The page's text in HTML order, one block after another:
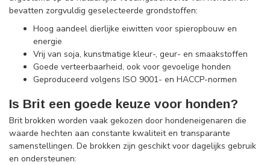
bevatten zorgvuldig geselecteerde grondstoffen:
Hoog aandeel dierlijke eiwitten voor spieropbouw en
energie
Vrij van soja, kunstmatige kleur-, geur- en smaakstoffen
Goede verteerbaarheid, ook voor gevoelige honden
Geproduceerd volgens ISO 9001- en HACCP-normen
Is Brit een goede keuze voor honden?
Brit brokken worden vaak gekozen door hondeneigenaren die
waarde hechten aan constante kwaliteit en transparante
samenstellingen. De brokken zijn geschikt voor dagelijks gebruik
en ondersteunen: